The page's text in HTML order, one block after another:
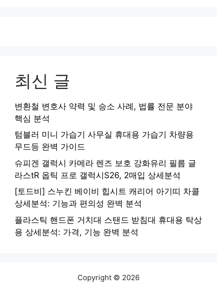
최신 글
변환철 변호사 약력 및 승소 사례, 법률 전문 분야
핵심 분석
텀블러 미니 가습기 사무실 휴대용 가습기 차량용
무드등 완벽 가이드
슈피겐 갤럭시 카메라 렌즈 보호 강화유리 필름 글
라스tR 옵틱 프로 갤럭시S26, 2매입 상세분석
[토드비] 스누킨 베이비 힙시트 캐리어 아기띠 차콜
상세분석: 기능과 편의성 완벽 분석
플라스틱 핸드폰 거치대 스탠드 받침대 휴대용 탁상
용 상세분석: 가격, 기능 완벽 분석
Copyright © 2026